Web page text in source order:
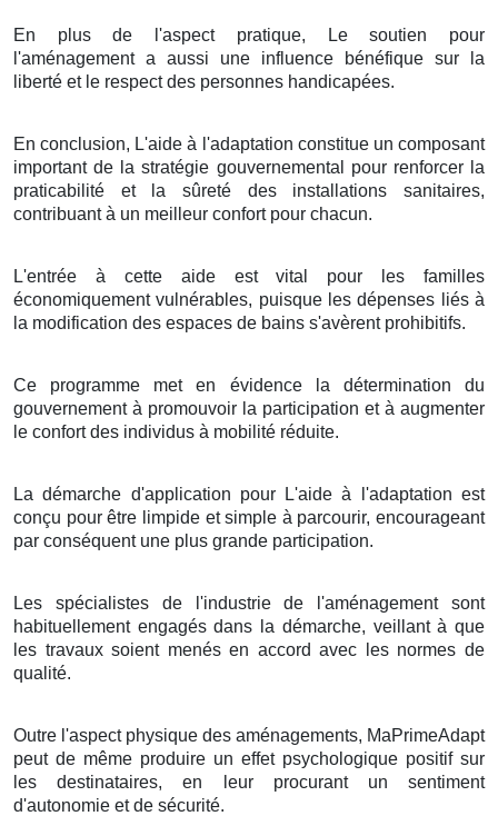
En plus de l'aspect pratique, Le soutien pour
l'aménagement a aussi une influence bénéfique sur la
liberté et le respect des personnes handicapées.
En conclusion, L'aide à l'adaptation constitue un composant
important de la stratégie gouvernemental pour renforcer la
praticabilité et la sûreté des installations sanitaires,
contribuant à un meilleur confort pour chacun.
L'entrée à cette aide est vital pour les familles
économiquement vulnérables, puisque les dépenses liés à
la modification des espaces de bains s'avèrent prohibitifs.
Ce programme met en évidence la détermination du
gouvernement à promouvoir la participation et à augmenter
le confort des individus à mobilité réduite.
La démarche d'application pour L'aide à l'adaptation est
conçu pour être limpide et simple à parcourir, encourageant
par conséquent une plus grande participation.
Les spécialistes de l'industrie de l'aménagement sont
habituellement engagés dans la démarche, veillant à que
les travaux soient menés en accord avec les normes de
qualité.
Outre l'aspect physique des aménagements, MaPrimeAdapt
peut de même produire un effet psychologique positif sur
les destinataires, en leur procurant un sentiment
d'autonomie et de sécurité.